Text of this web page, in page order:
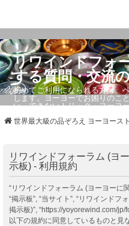
リワインドフォ
する質問・交流
初めてご利用になられる方は、
します。ヨーヨーでお困りのこ
い。できないトリック・ヨーヨ
世界最大級の品ぞろえ ヨーヨース
リワインドフォーラム (ヨ
示板) - 利用規約
“リワインドフォーラム (ヨーヨーに
“掲示板”, “当サイト”, “リワインド
掲示板)”, “https://yoyorewind.com/
以下の規約に同意しているものと見